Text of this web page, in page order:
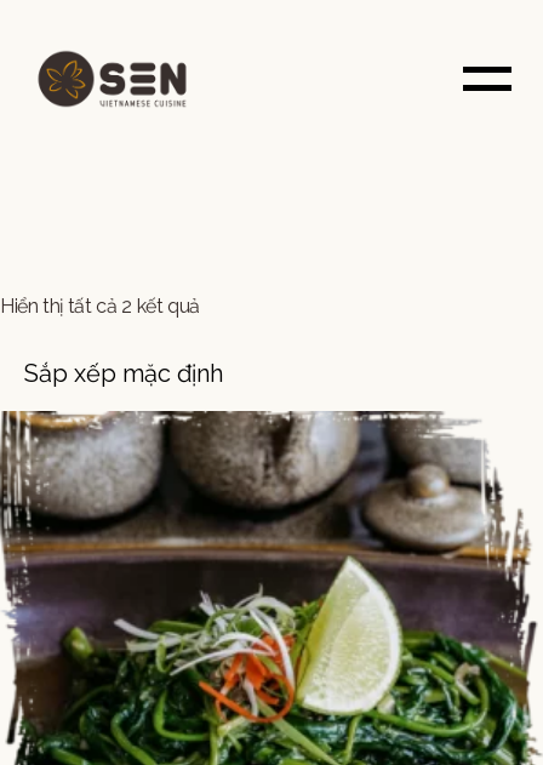
dung
Hiển thị tất cả 2 kết quả